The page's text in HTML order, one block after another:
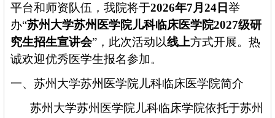
平台和师资队伍，我院将于2026年7月 24 日举
办“苏州大学苏州医学院儿科临床医学院2027级研
究生招生宣讲会”， 此次活动以线上方式开展。 热
诚欢迎优秀 医学生报名参加。
一、苏州大学苏州医学院儿科临床医学院简介
苏州大学苏州医学院儿科临床学院依托于苏州